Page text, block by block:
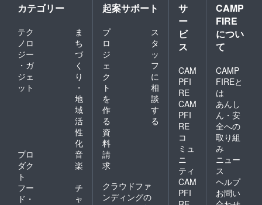
カテゴリー
テク
ノロ
ジー
・ガ
ジェ
ット
ま
ち
づ
く
り
・
地
域
活
性
化
プロ
ダク
ト
音
楽
フー
ド・
チ
ャ
起案サポート
プ
ロ
ジ
ェ
ク
ト
を
作
る
ス
タ
ッ
フ
に
相
談
す
る
資
料
請
求
クラウドファ
ンディングの
サ
ー
ビ
ス
CAM
PFI
RE
CAM
PFI
RE
コ
ミュ
ニ
ティ
CAM
PFI
CAMP
FIRE
につい
て
CAMP
FIREと
は
あんし
ん・安
全への
取り組
み
ニュー
ス
ヘルプ
お問い